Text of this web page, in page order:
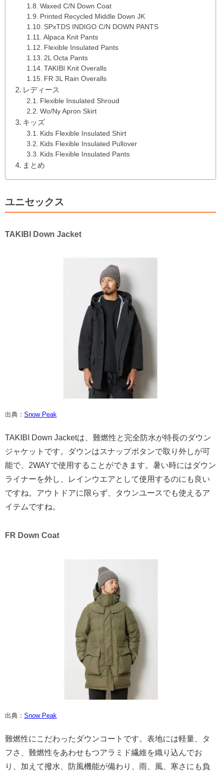
Waxed C/N Down Coat
Printed Recycled Middle Down JK
SPxTDS INDIGO C/N DOWN PANTS
Alpaca Knit Pants
Flexible Insulated Pants
2L Octa Pants
TAKIBI Knit Overalls
FR 3L Rain Overalls
レディース
Flexible Insulated Shroud
Wo/Ny Apron Skirt
キッズ
Kids Flexible Insulated Shirt
Kids Flexible Insulated Pullover
Kids Flexible Insulated Pants
まとめ
ユニセックス
TAKIBI Down Jacket
出典： Snow Peak
TAKIBI Down Jacketは、難燃性と完全防水が特長のダウン
ジャケットです。ダウンはスナップボタンで取り外しが可
能で、2WAYで使用することができます。暑い時にはダウン
ライナーを外し、レインウエアとして使用するのにも良い
ですね。アウトドアに限らず、タウンユースでも使えるア
イテムですね。
FR Down Coat
出典： Snow Peak
難燃性にこだわったダウンコートです。表地には軽量、タ
フさ、難燃性をあわせもつアラミド繊維を織り込んでお
り、加えて撥水、防風機能が備わり、雨、風、寒さにも負